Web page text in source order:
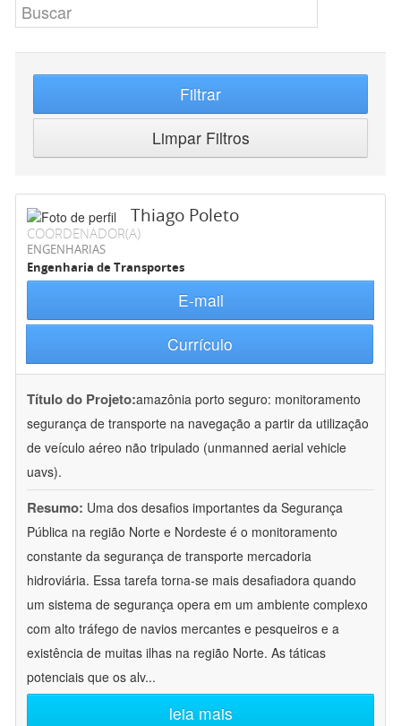
Filtrar
Limpar Filtros
Thiago Poleto
COORDENADOR(A)
ENGENHARIAS
Engenharia de Transportes
E-mail
Currículo
Título do Projeto:amazônia porto seguro: monitoramento
segurança de transporte na navegação a partir da utilização
de veículo aéreo não tripulado (unmanned aerial vehicle
uavs).
Resumo: Uma dos desafios importantes da Segurança
Pública na região Norte e Nordeste é o monitoramento
constante da segurança de transporte mercadoria
hidroviária. Essa tarefa torna-se mais desafiadora quando
um sistema de segurança opera em um ambiente complexo
com alto tráfego de navios mercantes e pesqueiros e a
existência de muitas ilhas na região Norte. As táticas
potenciais que os alv...
leia mais